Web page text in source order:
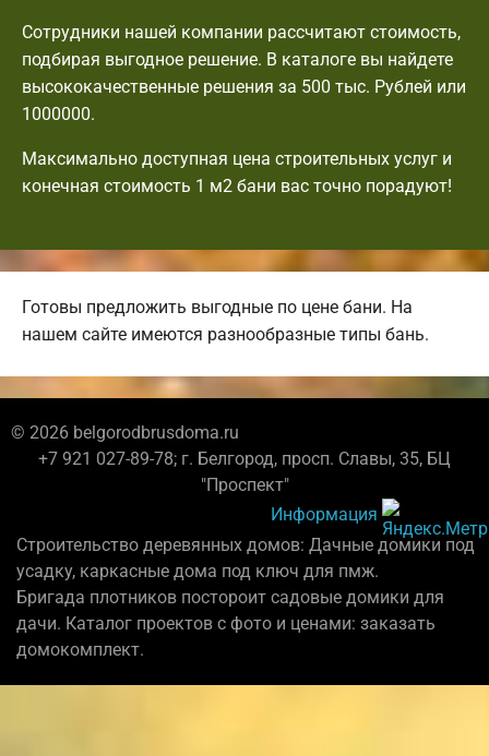
Сотрудники нашей компании рассчитают стоимость,
подбирая выгодное решение. В каталоге вы найдете
высококачественные решения за 500 тыс. Рублей или
1000000.
Максимально доступная цена строительных услуг и
конечная стоимость 1 м2 бани вас точно порадуют!
Готовы предложить выгодные по цене бани. На
нашем сайте имеются разнообразные типы бань.
© 2026 belgorodbrusdoma.ru
+7 921 027-89-78; г. Белгород, просп. Славы, 35, БЦ
"Проспект"
Информация
Строительство деревянных домов: Дачные домики под
усадку, каркасные дома под ключ для пмж.
Бригада плотников постороит садовые домики для
дачи. Каталог проектов с фото и ценами: заказать
домокомплект.